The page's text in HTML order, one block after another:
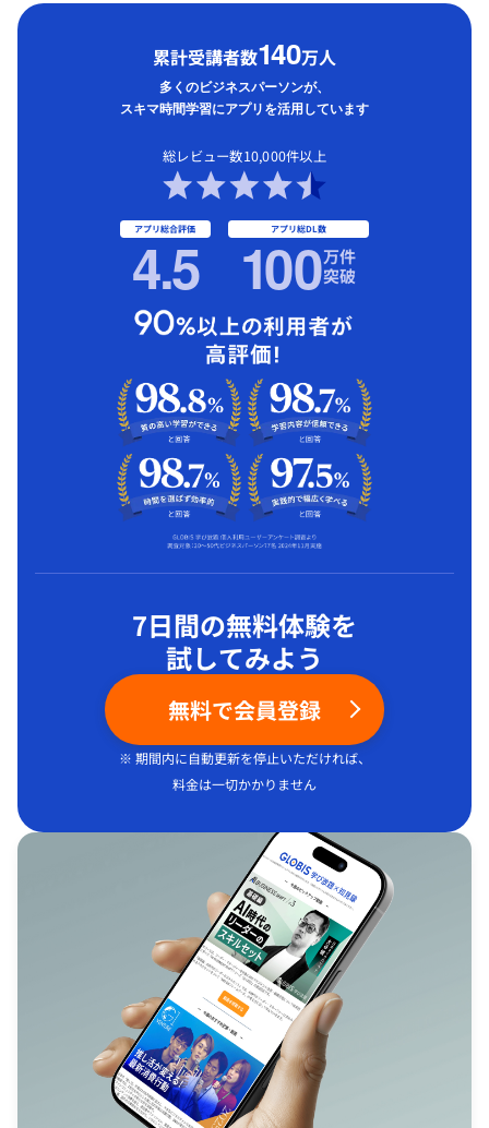
累計受講者数140万人
多くのビジネスパーソンが、
スキマ時間学習にアプリを活用しています
総レビュー数10,000件以上
アプリ総合評価
4.5 アプリ総DL数
100万件
突破
7日間の無料体験を
試してみよう
無料で会員登録
※ 期間内に自動更新を停止いただければ、
料金は一切かかりません